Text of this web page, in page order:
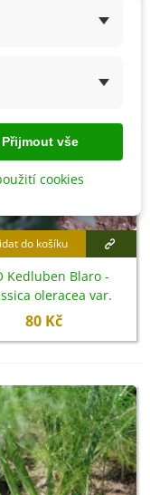
do košíku
Kedluben Blaro -
oleracea var.
- bio semena -
80 Kč
Přijmout vše
cookies